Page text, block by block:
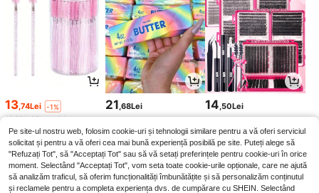
13 ,74Lei
-1%
13,88LeiPreț minim
21 ,68Lei 14 ,50Lei
Pe site-ul nostru web, folosim cookie-uri și tehnologii similare pentru a vă oferi serviciul
solicitat și pentru a vă oferi cea mai bună experiență posibilă pe site. Puteți alege să
"Refuzați Tot", să "Acceptați Tot" sau să vă setați preferințele pentru cookie-uri în orice
moment. Selectând "Acceptați Tot", vom seta toate cookie-urile opționale, care ne ajută
să analizăm traficul, să oferim funcționalități îmbunătățite și să personalizăm conținutul
și reclamele pentru a completa experiența dvs. de cumpărare cu SHEIN. Selectând